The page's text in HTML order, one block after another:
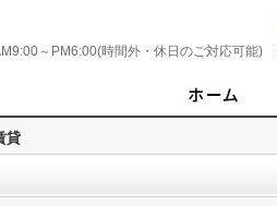
～PM6:00(時間外・休日のご対応可能)
貸